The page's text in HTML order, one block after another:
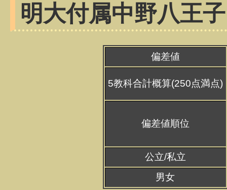
明大付属中野八王
偏差値
5教科合計概算(250点満点)
偏差値順位
公立/私立
男女